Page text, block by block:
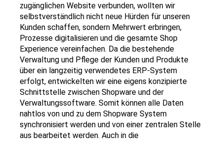
zugänglichen Website verbunden, wollten wir
selbstverständlich nicht neue Hürden für unseren
Kunden schaffen, sondern Mehrwert erbringen,
Prozesse digitalisieren und die gesamte Shop
Experience vereinfachen. Da die bestehende
Verwaltung und Pflege der Kunden und Produkte
über ein langzeitig verwendetes ERP-System
erfolgt, entwickelten wir eine eigens konzipierte
Schnittstelle zwischen Shopware und der
Verwaltungssoftware. Somit können alle Daten
nahtlos von und zu dem Shopware System
synchronisiert werden und von einer zentralen Stelle
aus bearbeitet werden. Auch in die